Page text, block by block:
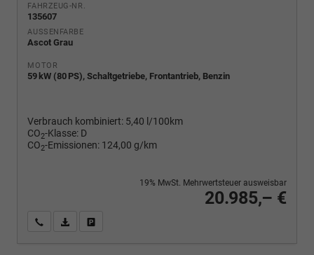
FAHRZEUG-NR.
135607
AUSSENFARBE
Ascot Grau
MOTOR
59 kW (80 PS), Schaltgetriebe, Frontantrieb, Benzin
Verbrauch kombiniert: 5,40 l/100km
CO2-Klasse: D
CO2-Emissionen: 124,00 g/km
20.985,– €
19% MwSt. Mehrwertsteuer ausweisbar
Wir rufen Sie anPDF-Fahrzeugexposé drucken